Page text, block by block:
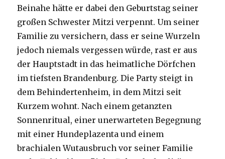
Beinahe hätte er dabei den Geburtstag seiner
großen Schwester Mitzi verpennt. Um seiner
Familie zu versichern, dass er seine Wurzeln
jedoch niemals vergessen würde, rast er aus
der Hauptstadt in das heimatliche Dörfchen
im tiefsten Brandenburg. Die Party steigt in
dem Behindertenheim, in dem Mitzi seit
Kurzem wohnt. Nach einem getanzten
Sonnenritual, einer unerwarteten Begegnung
mit einer Hundeplazenta und einem
brachialen Wutausbruch vor seiner Familie